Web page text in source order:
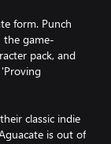
form. Punch
the game-
pack, and
classic indie
is out of